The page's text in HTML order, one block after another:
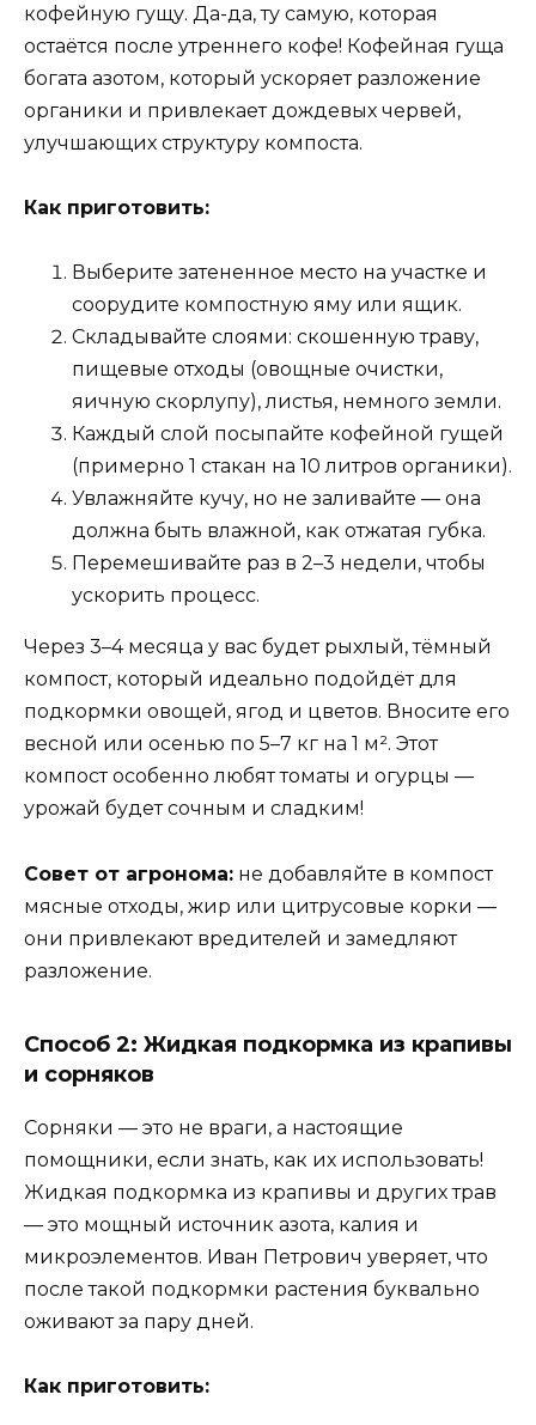
кофейную гущу. Да-да, ту самую, которая
остаётся после утреннего кофе! Кофейная гуща
богата азотом, который ускоряет разложение
органики и привлекает дождевых червей,
улучшающих структуру компоста.
Как приготовить:
Выберите затененное место на участке и
соорудите компостную яму или ящик.
Складывайте слоями: скошенную траву,
пищевые отходы (овощные очистки,
яичную скорлупу), листья, немного земли.
Каждый слой посыпайте кофейной гущей
(примерно 1 стакан на 10 литров органики).
Увлажняйте кучу, но не заливайте — она
должна быть влажной, как отжатая губка.
Перемешивайте раз в 2–3 недели, чтобы
ускорить процесс.
Через 3–4 месяца у вас будет рыхлый, тёмный
компост, который идеально подойдёт для
подкормки овощей, ягод и цветов. Вносите его
весной или осенью по 5–7 кг на 1 м². Этот
компост особенно любят томаты и огурцы —
урожай будет сочным и сладким!
Совет от агронома: не добавляйте в компост
мясные отходы, жир или цитрусовые корки —
они привлекают вредителей и замедляют
разложение.
Способ 2: Жидкая подкормка из крапивы
и сорняков
Сорняки — это не враги, а настоящие
помощники, если знать, как их использовать!
Жидкая подкормка из крапивы и других трав
— это мощный источник азота, калия и
микроэлементов. Иван Петрович уверяет, что
после такой подкормки растения буквально
оживают за пару дней.
Как приготовить: